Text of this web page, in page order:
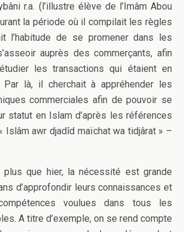
r.a. (l’illustre élève de l’Imâm Abou
la période où il compilait les règles
l’habitude de se promener dans les
auprès des commerçants, afin
les transactions qui étaient en
là, il cherchait à appréhender les
commerciales afin de pouvoir se
statut en Islam d’après les références
Islâm awr djadîd maïchat wa tidjârat » –
plus que hier, la nécessité est grande
d’approfondir leurs connaissances et
voulues dans tous les
A titre d’exemple, on se rend compte